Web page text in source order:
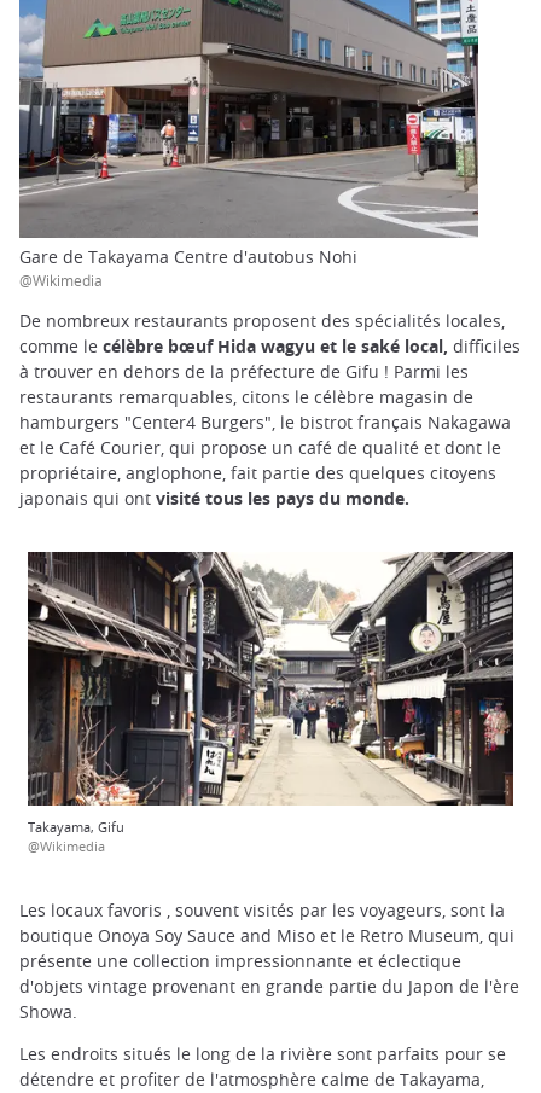
Gare de Takayama Centre d'autobus Nohi
@Wikimedia
De nombreux restaurants proposent des spécialités locales,
comme le célèbre bœuf Hida wagyu et le saké local, difficiles
à trouver en dehors de la préfecture de Gifu ! Parmi les
restaurants remarquables, citons le célèbre magasin de
hamburgers "Center4 Burgers", le bistrot français Nakagawa
et le Café Courier, qui propose un café de qualité et dont le
propriétaire, anglophone, fait partie des quelques citoyens
japonais qui ont visité tous les pays du monde.
Takayama, Gifu
@Wikimedia
Les locaux favoris , souvent visités par les voyageurs, sont la
boutique Onoya Soy Sauce and Miso et le Retro Museum, qui
présente une collection impressionnante et éclectique
d'objets vintage provenant en grande partie du Japon de l'ère
Showa.
Les endroits situés le long de la rivière sont parfaits pour se
détendre et profiter de l'atmosphère calme de Takayama,